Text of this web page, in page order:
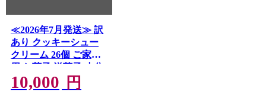
≪2026年7月発送≫ 訳
あり クッキーシュー
クリーム 26個 ご家庭
用 お菓子 洋菓子 小分
け スイーツ F2Y-6398
10,000 円